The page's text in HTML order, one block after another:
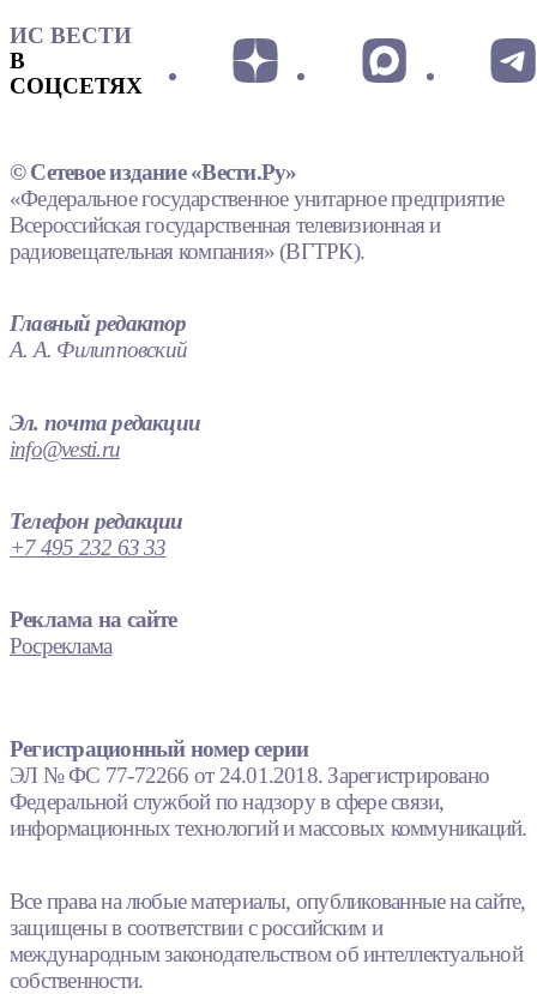
ИС ВЕСТИ
В
СОЦСЕТЯХ
© Сетевое издание «Вести.Ру»
«Федеральное государственное унитарное предприятие
Всероссийская государственная телевизионная и
радиовещательная компания» (ВГТРК).
Главный редактор
А. А. Филипповский
Эл. почта редакции
info@vesti.ru
Телефон редакции
+7 495 232 63 33
Реклама на сайте
Росреклама
Регистрационный номер серии
ЭЛ № ФС 77-72266 от 24.01.2018. Зарегистрировано
Федеральной службой по надзору в сфере связи,
информационных технологий и массовых коммуникаций.
Все права на любые материалы, опубликованные на сайте,
защищены в соответствии с российским и
международным законодательством об интеллектуальной
собственности.